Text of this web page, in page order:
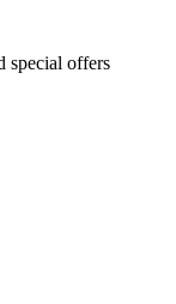
special offers